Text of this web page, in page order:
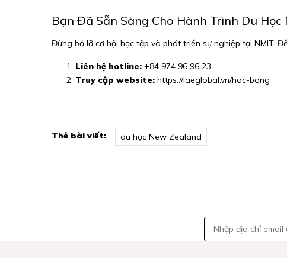
Bạn Đã Sẵn Sàng Cho Hành Trình Du Học
Đừng bỏ lỡ cơ hội học tập và phát triển sự nghiệp tại NMIT.
Liên hệ hotline: +84 974 96 96 23
Truy cập website: https://iaeglobal.vn/hoc-bong
Thẻ bài viết: du học New Zealand